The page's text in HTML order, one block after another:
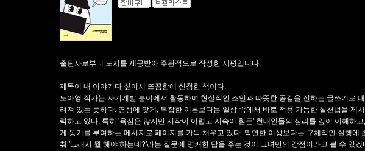
출판사로부터 도서를 제공받아 주관적으로 작성한 서평입니다.
제목이 내 이야기다 싶어서 뜨끔함에 신청한 책이다.
노아영 작가는 자기계발 분야에서 활동하며 현실적인 조언과 따뜻한 공감을 전하는 글쓰기로
려져 있는 듯하다. 명성에 맞게, 복잡한 이론보다는 일상 속에서 바로 적용 가능한 실천법을 제
력하고 있다. 특히 '욕심은 많지만 시작이 어렵고 지속이 힘든' 현대인들의 심리를 깊이 이해하고
게 동기를 부여하는 메시지로 페이지를 가득 채우고 있다. 막연한 이상보다는 구체적인 실행에
춰 '그래서 뭘 해야 하는데?'라는 질문에 명쾌한 답을 주는 것이 그녀만의 강점이라고 볼 수 있겠